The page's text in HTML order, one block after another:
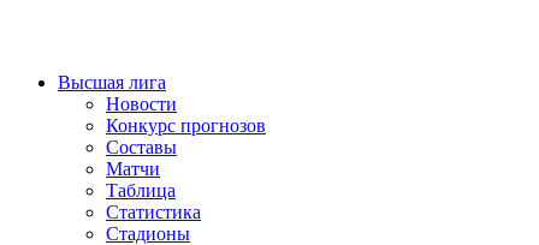
Высшая лига
Новости
Конкурс прогнозов
Составы
Матчи
Таблица
Статистика
Стадионы